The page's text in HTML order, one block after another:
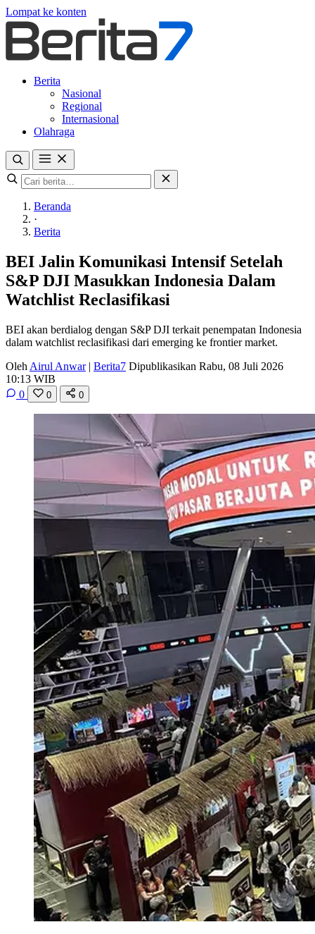
Lompat ke konten
Berita
Nasional
Regional
Internasional
Olahraga
Beranda
·
Berita
BEI Jalin Komunikasi Intensif Setelah
S&P DJI Masukkan Indonesia Dalam
Watchlist Reclasifikasi
BEI akan berdialog dengan S&P DJI terkait penempatan Indonesia
dalam watchlist reclasifikasi dari emerging ke frontier market.
Oleh Airul Anwar | Berita7 Dipublikasikan Rabu, 08 Juli 2026
10:13 WIB
0
0 0